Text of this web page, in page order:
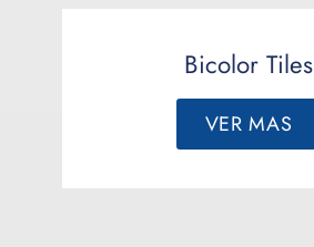
Bicolor Tiles
VER MAS